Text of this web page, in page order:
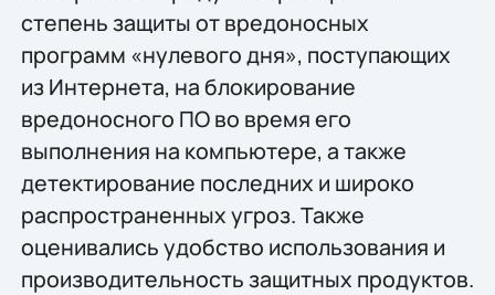
степень защиты от вредоносных
программ «нулевого дня», поступающих
из Интернета, на блокирование
вредоносного ПО во время его
выполнения на компьютере, а также
детектирование последних и широко
распространенных угроз. Также
оценивались удобство использования и
производительность защитных продуктов.